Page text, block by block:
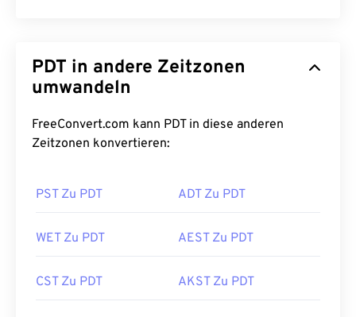
PDT in andere Zeitzonen
umwandeln
FreeConvert.com kann PDT in diese anderen
Zeitzonen konvertieren:
PST Zu PDT ADT Zu PDT
WET Zu PDT AEST Zu PDT
CST Zu PDT AKST Zu PDT